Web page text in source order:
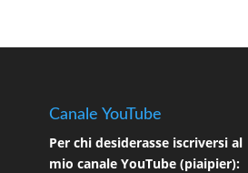
Canale YouTube
Per chi desiderasse iscriversi al
mio canale YouTube (piaipier):